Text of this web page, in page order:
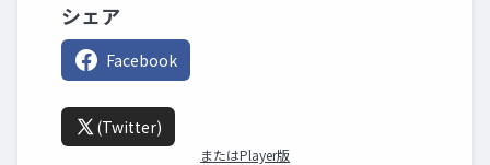
シェア
Facebook
(Twitter)
またはPlayer版